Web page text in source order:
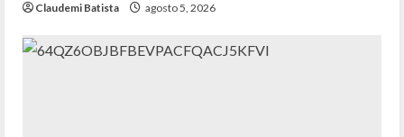
Claudemi Batista agosto 5, 2026